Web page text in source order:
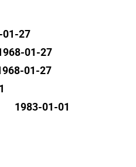
01-27
01-27
01-27
1983-01-01